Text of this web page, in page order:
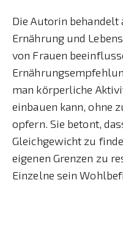
Die Autorin behandelt
Ernährung und
von Frauen
man körperliche
einbauen kann, ohne
opfern. Sie betont,
Gleichgewicht zu
eigenen Grenzen zu
Einzelne sein